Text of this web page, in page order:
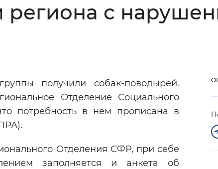
Синий фон
Повторить
с
получили собак-поводырей.
Отделение Социального
потребность в нем прописана в
Отделения СФР, при себе
заполняется и анкета об